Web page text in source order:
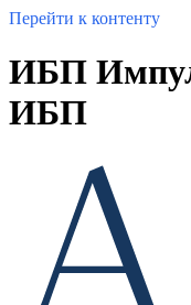
Перейти к контенту
ИБП
ИБП